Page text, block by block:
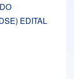
EDITAL